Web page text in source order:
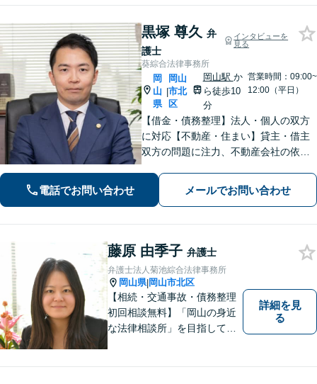
黒塚 尊久 弁
護士
インタビューを
見る
葵綜合法律事務所
岡
山
県
|
岡山
市北
区
岡山駅 か
ら徒歩10
分
営業時間：09:00~
12:00（平日）
【借金・債務整理】法人・個人の双方
に対応【不動産・住まい】貸主・借主
双方の問題に注力、不動産会社の依頼
通。その他労働事件もカバー【行政事
件】学校トラブル・いじめ問題に注力
電話でお問い合わせ メールでお問い合わせ
藤原 由季子 弁護士
弁護士法人菊池綜合法律事務所
岡山県|岡山市北区
【相続・交通事故・債務整理
初回相談無料】「岡山の身近
な法律相談所」を目指してい
詳細を見
る